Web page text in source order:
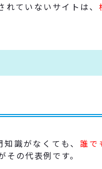
ていないサイトは、
識がなくても、 誰で
の代表例です。